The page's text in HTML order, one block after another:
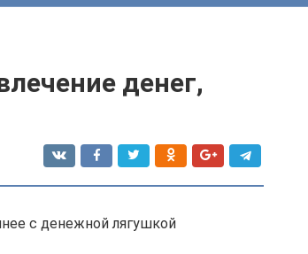
денег,
с денежной лягушкой